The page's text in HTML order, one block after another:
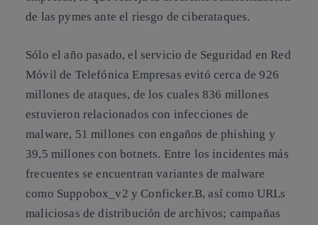
de las pymes ante el riesgo de ciberataques.
Sólo el año pasado, el servicio de Seguridad en Red
Móvil de Telefónica Empresas evitó cerca de 926
millones de ataques, de los cuales 836 millones
estuvieron relacionados con infecciones de
malware, 51 millones con engaños de phishing y
39,5 millones con botnets. Entre los incidentes más
frecuentes se encuentran variantes de malware
como Suppobox_v2 y Conficker.B, así como URLs
maliciosas de distribución de archivos; campañas